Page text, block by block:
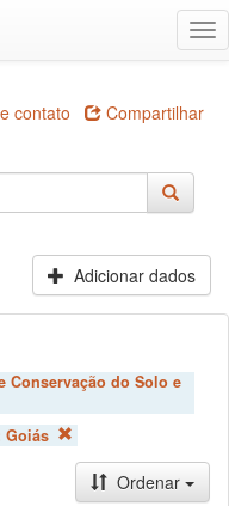
contato Compartilhar
Adicionar dados
Conservação do Solo e
Goiás
Ordenar